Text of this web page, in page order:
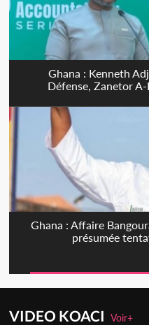
Ghana : Kenneth
Défense, Zanetor
Ghana : Affaire
présumée
VIDEO KOACIVoir+